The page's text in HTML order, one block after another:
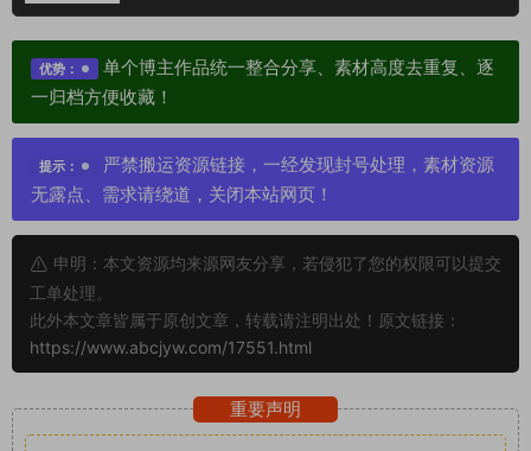
优势：
单个博主作品统一整合分享、素材高度去重复、逐
一归档方便收藏！
提示：
严禁搬运资源链接，一经发现封号处理，素材资源
无露点、需求请绕道，关闭本站网页！
申明：本文资源均来源网友分享，若侵犯了您的权限可以提交
工单处理。
此外本文章皆属于原创文章，转载请注明出处！原文链接：
https://www.abcjyw.com/17551.html
重要声明